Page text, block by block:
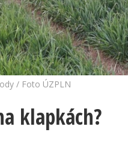
/ Foto ÚZPLN
klapkách?